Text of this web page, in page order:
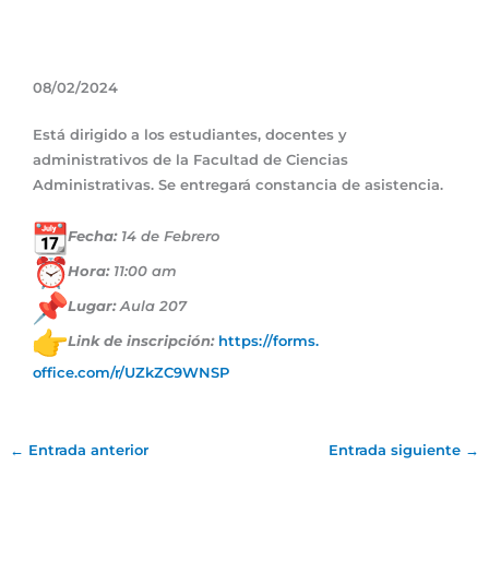
08/02/2024
Está dirigido a los estudiantes, docentes y
administrativos de la Facultad de Ciencias
Administrativas. Se entregará constancia de asistencia.
Fecha: 14 de Febrero
Hora: 11:00 am
Lugar:Aula 207
Link de inscripción: https://forms.
office.com/r/UZkZC9WNSP
← Entrada anterior Entrada siguiente →